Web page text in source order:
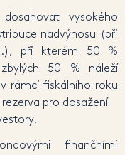
vysokého
nadvýnosu (při
při kterém 50 %
50 % náleží
rámci fiskálního roku
pro dosažení
finančními